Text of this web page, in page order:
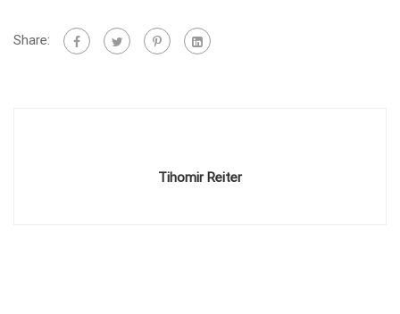
Share:
Tihomir Reiter